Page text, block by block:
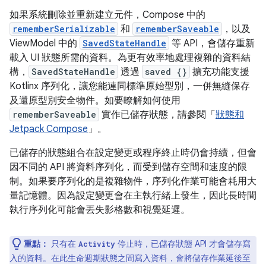
如果系統刪除並重新建立元件，Compose 中的
rememberSerializable 和 rememberSaveable
，以及
ViewModel 中的 SavedStateHandle 等 API，會儲存重新
載入 UI 狀態所需的資料。為更有效率地處理複雜的資料結
構，
SavedStateHandle 透過 saved {} 擴充功能支援
Kotlinx 序列化，讓您能連同標準原始型別，一併無縫保存
及還原型別安全物件。如要瞭解如何使用
rememberSaveable 實作已儲存狀態，請參閱「 狀態和
Jetpack Compose」。
已儲存的狀態組合在設定變更或程序終止時仍會持續，但會
因不同的 API 將資料序列化，而受到儲存空間和速度的限
制。如果要序列化的是複雜物件，序列化作業可能會耗用大
量記憶體。因為設定變更會在主執行緒上發生，因此長時間
執行序列化可能會丟失影格數和視覺延遲。
重點： 只有在 Activity 停止時，已儲存狀態 API 才會儲存寫
入的資料。在此生命週期狀態之間寫入資料，會將儲存作業延後至